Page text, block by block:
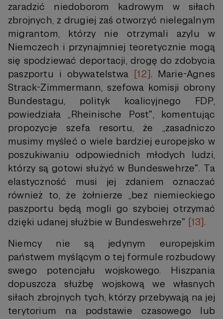
zaradzić niedoborom kadrowym w siłach
zbrojnych, z drugiej zaś otworzyć nielegalnym
migrantom, którzy nie otrzymali azylu w
Niemczech i przynajmniej teoretycznie mogą
się spodziewać deportacji, drogę do zdobycia
paszportu i obywatelstwa [12]. Marie-Agnes
Strack-Zimmermann, szefowa komisji obrony
Bundestagu, polityk koalicyjnego FDP,
powiedziała „Rheinische Postˮ, komentując
propozycje szefa resortu, że „zasadniczo
musimy myśleć o wiele bardziej europejsko w
poszukiwaniu odpowiednich młodych ludzi,
którzy są gotowi służyć w Bundeswehrzeˮ. Ta
elastyczność musi jej zdaniem oznaczać
również to, że żołnierze „bez niemieckiego
paszportu będą mogli go szybciej otrzymać
dzięki udanej służbie w Bundeswehrzeˮ [13].
Niemcy nie są jedynym europejskim
państwem myślącym o tej formule rozbudowy
swego potencjału wojskowego. Hiszpania
dopuszcza służbę wojskową we własnych
siłach zbrojnych tych, którzy przebywają na jej
terytorium na podstawie czasowego lub